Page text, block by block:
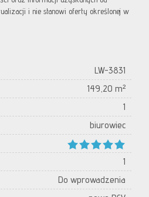
i nie stanowi oferty określonej w
LW-3831
149,20 m²
1
biurowiec
1
Do wprowadzenia